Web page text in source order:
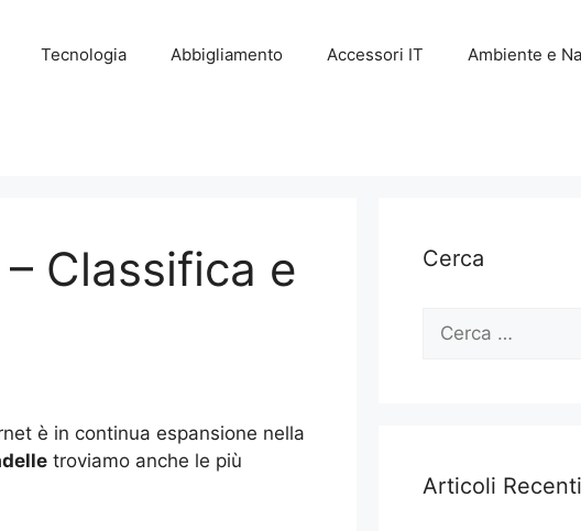
Tecnologia Abbigliamento Accessori IT Ambiente e
Classifica e
è in continua espansione nella
troviamo anche le più
Cerca
Ricerca
Articoli Recenti